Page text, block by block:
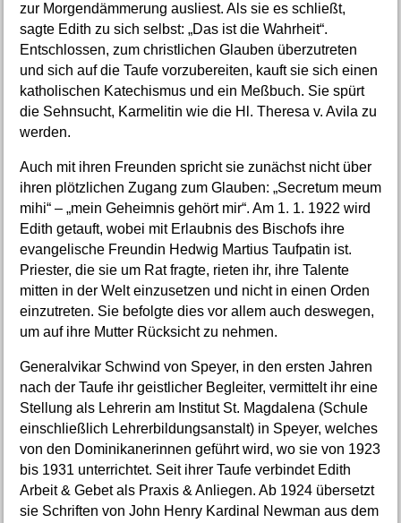
zur Morgendämmerung ausliest. Als sie es schließt,
sagte Edith zu sich selbst: „Das ist die Wahrheit“.
Entschlossen, zum christlichen Glauben überzutreten
und sich auf die Taufe vorzubereiten, kauft sie sich einen
katholischen Katechismus und ein Meßbuch. Sie spürt
die Sehnsucht, Karmelitin wie die Hl. Theresa v. Avila zu
werden.
Auch mit ihren Freunden spricht sie zunächst nicht über
ihren plötzlichen Zugang zum Glauben: „Secretum meum
mihi“ – „mein Geheimnis gehört mir“. Am 1. 1. 1922 wird
Edith getauft, wobei mit Erlaubnis des Bischofs ihre
evangelische Freundin Hedwig Martius Taufpatin ist.
Priester, die sie um Rat fragte, rieten ihr, ihre Talente
mitten in der Welt einzusetzen und nicht in einen Orden
einzutreten. Sie befolgte dies vor allem auch deswegen,
um auf ihre Mutter Rücksicht zu nehmen.
Generalvikar Schwind von Speyer, in den ersten Jahren
nach der Taufe ihr geistlicher Begleiter, vermittelt ihr eine
Stellung als Lehrerin am Institut St. Magdalena (Schule
einschließlich Lehrerbildungsanstalt) in Speyer, welches
von den Dominikanerinnen geführt wird, wo sie von 1923
bis 1931 unterrichtet. Seit ihrer Taufe verbindet Edith
Arbeit & Gebet als Praxis & Anliegen. Ab 1924 übersetzt
sie Schriften von John Henry Kardinal Newman aus dem